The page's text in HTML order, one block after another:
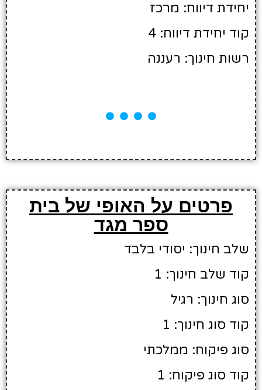
יחידת דיווח: מרכז
קוד יחידת דיווח: 4
רשות חינוך: רעננה
פרטים על האופי של בית
ספר מגד
שלב חינוך: יסודי בלבד
קוד שלב חינוך: 1
סוג חינוך: רגיל
קוד סוג חינוך: 1
סוג פיקוח: ממלכתי
קוד סוג פיקוח: 1